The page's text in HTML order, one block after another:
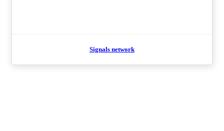
Signals network